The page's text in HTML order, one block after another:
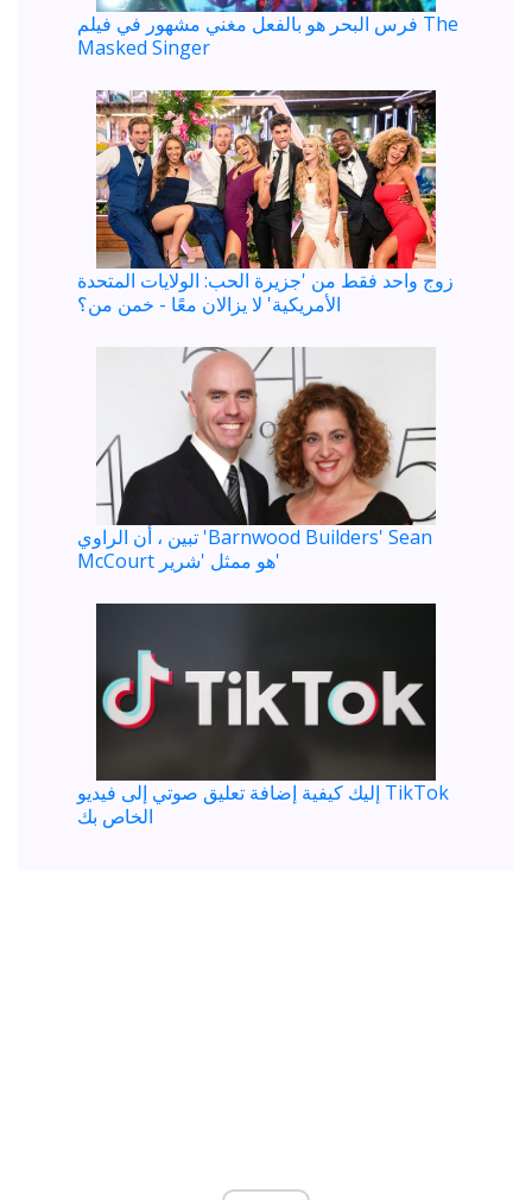
فرس البحر هو بالفعل مغني مشهور في فيلم The
Masked Singer
زوج واحد فقط من 'جزيرة الحب: الولايات المتحدة
الأمريكية' لا يزالان معًا - خمن من؟
تبين ، أن الراوي 'Barnwood Builders' Sean
McCourt هو ممثل 'شرير'
إليك كيفية إضافة تعليق صوتي إلى فيديو TikTok
الخاص بك